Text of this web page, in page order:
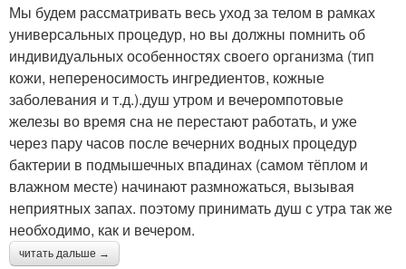
Мы будем рассматривать весь уход за телом в рамках
универсальных процедур, но вы должны помнить об
индивидуальных особенностях своего организма (тип
кожи, непереносимость ингредиентов, кожные
заболевания и т.д.).душ утром и вечеромпотовые
железы во время сна не перестают работать, и уже
через пару часов после вечерних водных процедур
бактерии в подмышечных впадинах (самом тёплом и
влажном месте) начинают размножаться, вызывая
неприятных запах. поэтому принимать душ с утра так же
необходимо, как и вечером.
читать дальше →